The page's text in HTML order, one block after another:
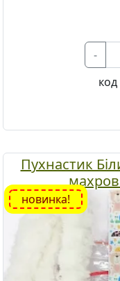
-
Пухнастик
новинка!